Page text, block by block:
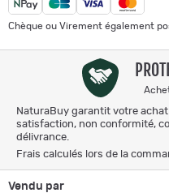
Chèque ou Virement également
NaturaBuy garantit votre
satisfaction, non conformité,
délivrance.
Frais calculés lors de la
Vendu par